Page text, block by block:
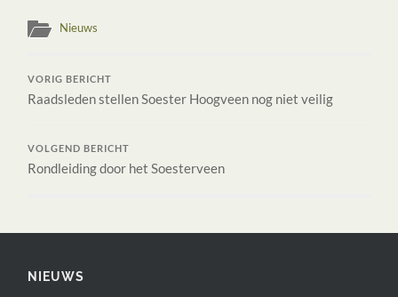
Nieuws
VORIG BERICHT
Raadsleden stellen Soester Hoogveen nog niet veilig
VOLGEND BERICHT
Rondleiding door het Soesterveen
NIEUWS